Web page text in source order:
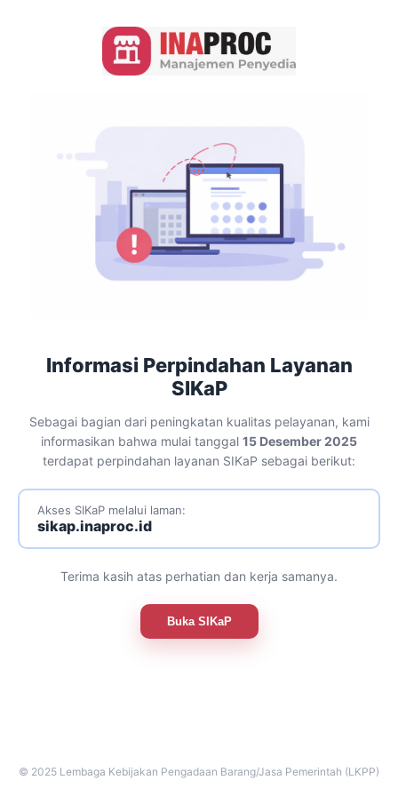
Informasi Perpindahan Layanan
SIKaP
Sebagai bagian dari peningkatan kualitas pelayanan, kami
informasikan bahwa mulai tanggal 15 Desember 2025
terdapat perpindahan layanan SIKaP sebagai berikut:
Akses SIKaP melalui laman:
sikap.inaproc.id
Terima kasih atas perhatian dan kerja samanya.
Buka SIKaP
© 2025 Lembaga Kebijakan Pengadaan Barang/Jasa Pemerintah (LKPP)